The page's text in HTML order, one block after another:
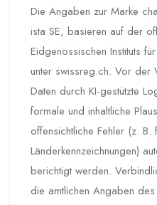
Die Angaben zur Marke
ista SE, basieren auf der
Eidgenössischen Instituts
unter swissreg.ch. Vor der
Daten durch KI-gestützte
formale und inhaltliche
offensichtliche Fehler (z. B.
Länderkennzeichnungen)
berichtigt werden.
die amtlichen Angaben des